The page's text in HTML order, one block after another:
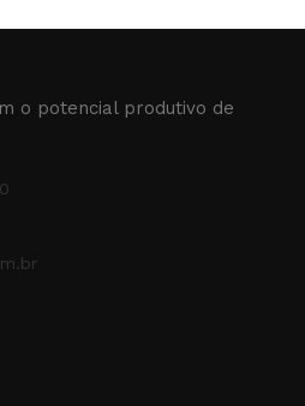
o potencial produtivo de